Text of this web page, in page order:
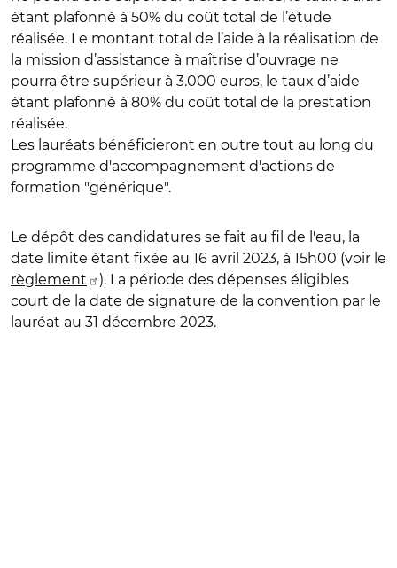
étant plafonné à 50% du coût total de l’étude
réalisée. Le montant total de l’aide à la réalisation de
la mission d’assistance à maîtrise d’ouvrage ne
pourra être supérieur à 3.000 euros, le taux d’aide
étant plafonné à 80% du coût total de la prestation
réalisée.
Les lauréats bénéficieront en outre tout au long du
programme d'accompagnement d'actions de
formation "générique".
Le dépôt des candidatures se fait au fil de l'eau, la
date limite étant fixée au 16 avril 2023, à 15h00 (voir le
règlement
). La période des dépenses éligibles
court de la date de signature de la convention par le
lauréat au 31 décembre 2023.